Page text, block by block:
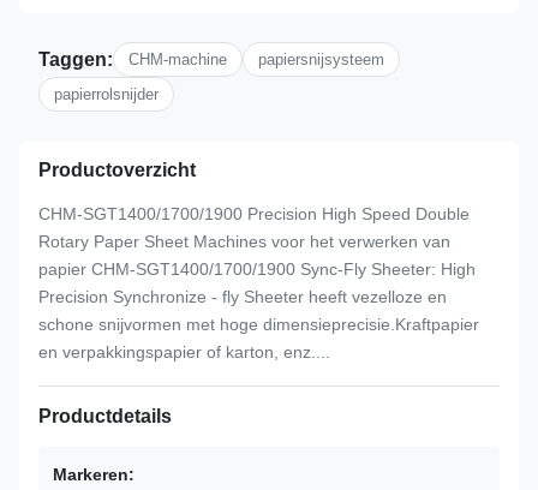
Taggen: CHM-machine
papiersnijsysteem
papierrolsnijder
Productoverzicht
CHM-SGT1400/1700/1900 Precision High Speed Double
Rotary Paper Sheet Machines voor het verwerken van
papier CHM-SGT1400/1700/1900 Sync-Fly Sheeter: High
Precision Synchronize - fly Sheeter heeft vezelloze en
schone snijvormen met hoge dimensieprecisie.Kraftpapier
en verpakkingspapier of karton, enz....
Productdetails
Markeren: